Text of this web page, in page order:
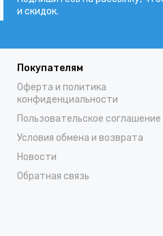
и скидок.
Покупателям
Оферта и политика
конфиденциальности
Пользовательское соглашение
Условия обмена и возврата
Новости
Обратная связь